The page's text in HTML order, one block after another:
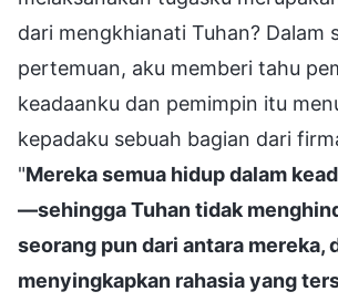
dari mengkhianati Tuhan? Dalam
pertemuan, aku memberi tahu
keadaanku dan pemimpin itu
kepadaku sebuah bagian dari
"Mereka semua hidup dalam
—sehingga Tuhan tidak
seorang pun dari antara mereka,
menyingkapkan rahasia yang